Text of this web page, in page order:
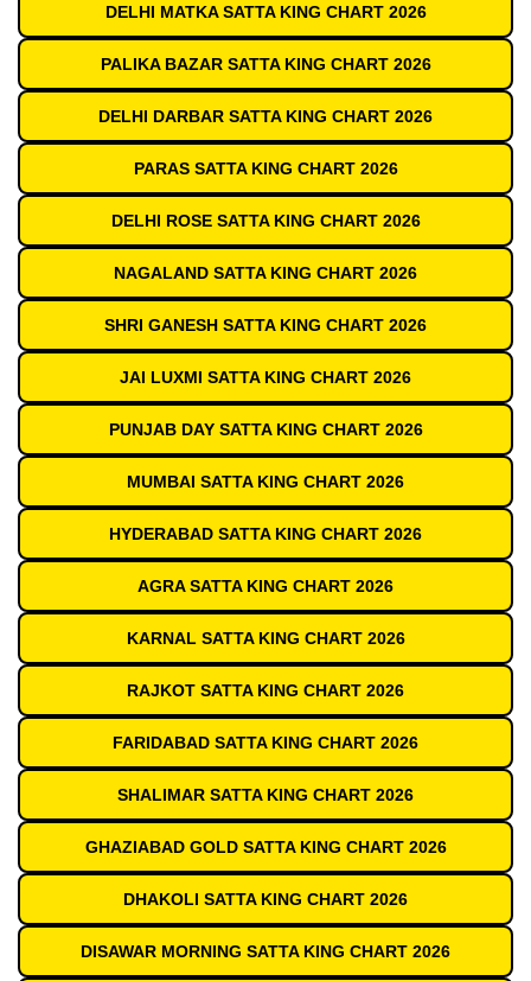
DELHI MATKA SATTA KING CHART 2026
PALIKA BAZAR SATTA KING CHART 2026
DELHI DARBAR SATTA KING CHART 2026
PARAS SATTA KING CHART 2026
DELHI ROSE SATTA KING CHART 2026
NAGALAND SATTA KING CHART 2026
SHRI GANESH SATTA KING CHART 2026
JAI LUXMI SATTA KING CHART 2026
PUNJAB DAY SATTA KING CHART 2026
MUMBAI SATTA KING CHART 2026
HYDERABAD SATTA KING CHART 2026
AGRA SATTA KING CHART 2026
KARNAL SATTA KING CHART 2026
RAJKOT SATTA KING CHART 2026
FARIDABAD SATTA KING CHART 2026
SHALIMAR SATTA KING CHART 2026
GHAZIABAD GOLD SATTA KING CHART 2026
DHAKOLI SATTA KING CHART 2026
DISAWAR MORNING SATTA KING CHART 2026